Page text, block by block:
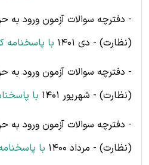
- دفترچه سوالات آزمون ورود به
(نظارت) - دی 1401
با پاسخنامه
- دفترچه سوالات آزمون ورود به
(نظارت) - شهریور 1401
با
- دفترچه سوالات آزمون ورود به
(نظارت) - مرداد 1400
با